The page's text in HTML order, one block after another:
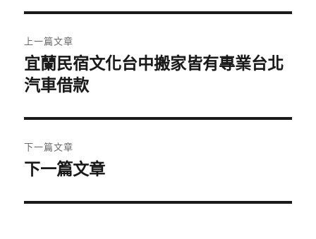
章
導
覽
上一篇文章
上
一
文
章:
宜蘭民宿文化台中搬家皆有專業台北
汽車借款
下一篇文章
下
篇
下一篇文章